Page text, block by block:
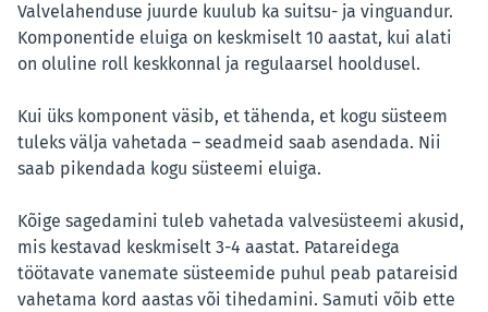
Valvelahenduse juurde kuulub ka suitsu- ja vinguandur.
Komponentide eluiga on keskmiselt 10 aastat, kui alati
on oluline roll keskkonnal ja regulaarsel hooldusel.
Kui üks komponent väsib, et tähenda, et kogu süsteem
tuleks välja vahetada – seadmeid saab asendada. Nii
saab pikendada kogu süsteemi eluiga.
Kõige sagedamini tuleb vahetada valvesüsteemi akusid,
mis kestavad keskmiselt 3-4 aastat. Patareidega
töötavate vanemate süsteemide puhul peab patareisid
vahetama kord aastas või tihedamini. Samuti võib ette